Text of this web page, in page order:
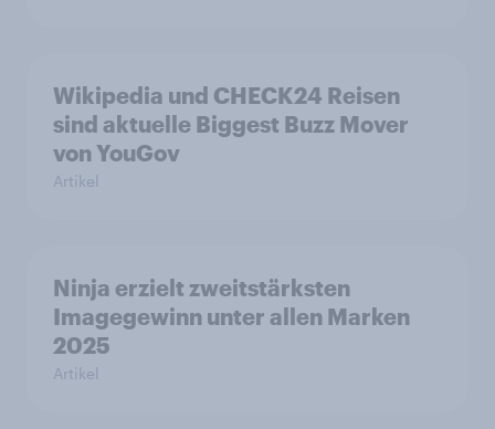
Wikipedia und CHECK24 Reisen
sind aktuelle Biggest Buzz Mover
von YouGov
Artikel
Ninja erzielt zweitstärksten
Imagegewinn unter allen Marken
2025
Artikel